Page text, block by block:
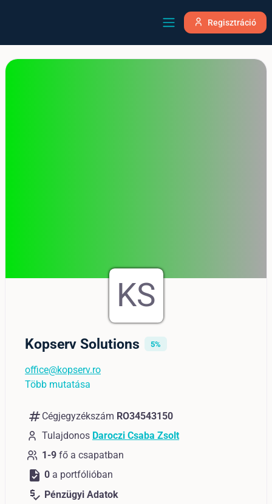
Regisztráció
KS
Kopserv Solutions 5%
office@kopserv.ro
Több mutatása
numbers Cégjegyzékszám RO34543150
Tulajdonos Daroczi Csaba Zsolt
1-9 fő a csapatban
task 0 a portfólióban
price_check Pénzügyi Adatok